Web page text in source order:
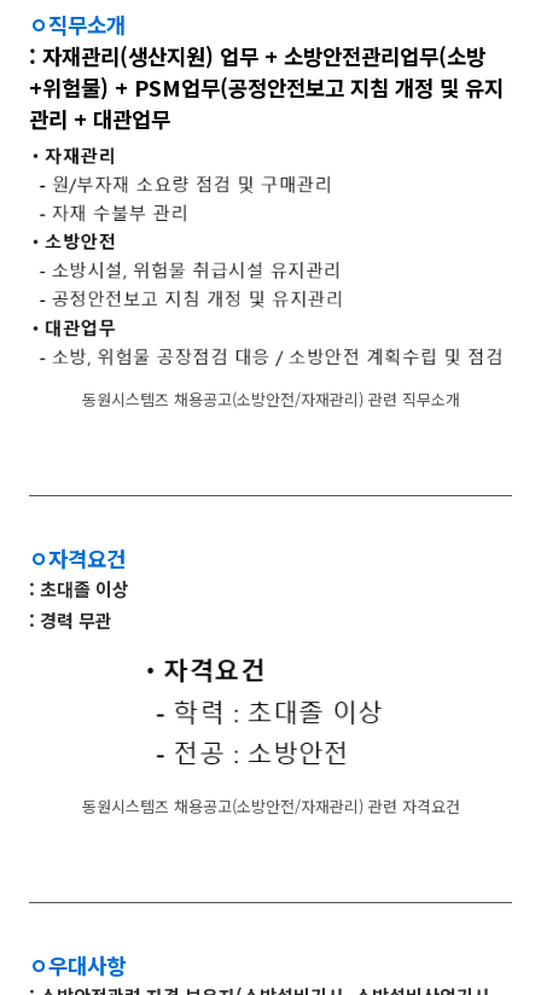
ㅇ직무소개
: 자재관리(생산지원) 업무 + 소방안전관리업무(소방
+위험물) + PSM업무(공정안전보고 지침 개정 및 유지
관리 + 대관업무
동원시스템즈 채용공고(소방안전/자재관리) 관련 직무소개
ㅇ자격요건
: 초대졸 이상
: 경력 무관
동원시스템즈 채용공고(소방안전/자재관리) 관련 자격요건
ㅇ우대사항